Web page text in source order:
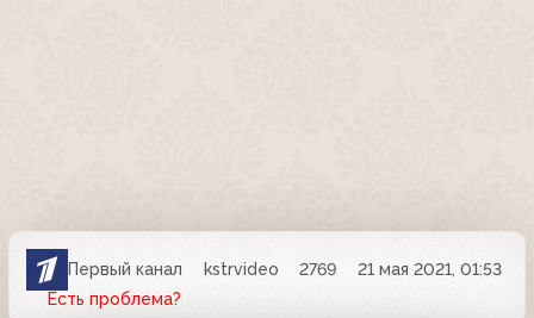
Первый канал kstrvideo 2769
21 мая 2021, 01:53
Есть проблема?